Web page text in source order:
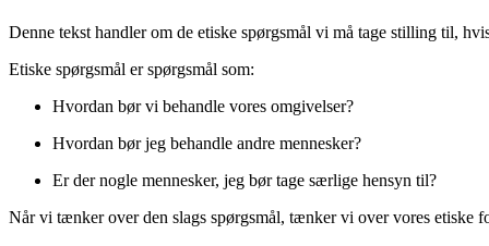
Denne tekst handler om de etiske spørgsmål vi må tage stilling til,
Etiske spørgsmål er spørgsmål som:
Hvordan bør vi behandle vores omgivelser?
Hvordan bør jeg behandle andre mennesker?
Er der nogle mennesker, jeg bør tage særlige hensyn til?
Når vi tænker over den slags spørgsmål, tænker vi over vores etiske